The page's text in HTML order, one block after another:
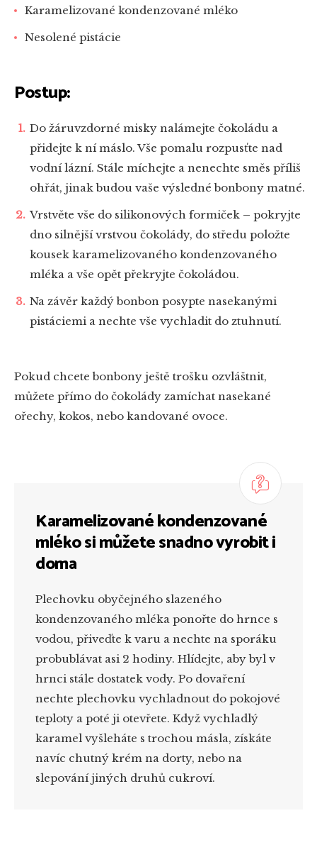
Karamelizované kondenzované mléko
Nesolené pistácie
Postup:
Do žáruvzdorné misky nalámejte čokoládu a
přidejte k ní máslo. Vše pomalu rozpusťte nad
vodní lázní. Stále míchejte a nenechte směs příliš
ohřát, jinak budou vaše výsledné bonbony matné.
Vrstvěte vše do silikonových formiček – pokryjte
dno silnější vrstvou čokolády, do středu položte
kousek karamelizovaného kondenzovaného
mléka a vše opět překryjte čokoládou.
Na závěr každý bonbon posypte nasekanými
pistáciemi a nechte vše vychladit do ztuhnutí.
Pokud chcete bonbony ještě trošku ozvláštnit,
můžete přímo do čokolády zamíchat nasekané
ořechy, kokos, nebo kandované ovoce.
Karamelizované kondenzované
mléko si můžete snadno vyrobit i
doma
Plechovku obyčejného slazeného
kondenzovaného mléka ponořte do hrnce s
vodou, přiveďte k varu a nechte na sporáku
probublávat asi 2 hodiny. Hlídejte, aby byl v
hrnci stále dostatek vody. Po dovaření
nechte plechovku vychladnout do pokojové
teploty a poté ji otevřete. Když vychladlý
karamel vyšleháte s trochou másla, získáte
navíc chutný krém na dorty, nebo na
slepování jiných druhů cukroví.